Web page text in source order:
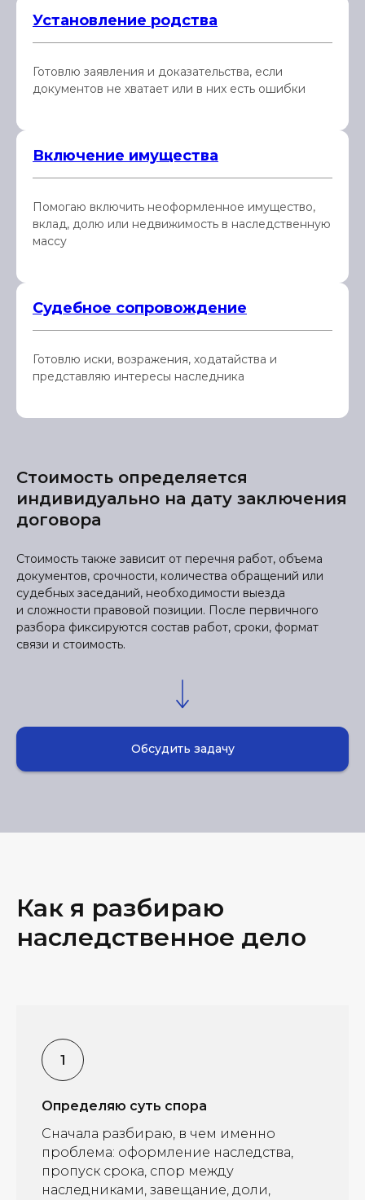
Установление родства
Готовлю заявления и доказательства, если
документов не хватает или в них есть ошибки
Включение имущества
Помогаю включить неоформленное имущество,
вклад, долю или недвижимость в наследственную
массу
Судебное сопровождение
Готовлю иски, возражения, ходатайства и
представляю интересы наследника
Стоимость определяется
индивидуально на дату заключения
договора
Стоимость также зависит от перечня работ, объема
документов, срочности, количества обращений или
судебных заседаний, необходимости выезда
и сложности правовой позиции. После первичного
разбора фиксируются состав работ, сроки, формат
связи и стоимость.
Обсудить задачу
Как я разбираю
наследственное дело
Определяю суть спора
Сначала разбираю, в чем именно
проблема: оформление наследства,
пропуск срока, спор между
наследниками, завещание, доли,